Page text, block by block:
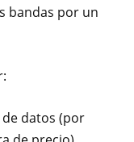
bandas por un
datos (por